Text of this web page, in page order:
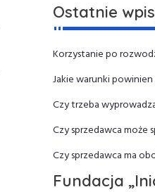
Ostatnie
Korzystanie po
Jakie warunki powinien
Czy trzeba
Czy sprzedawca może
Czy sprzedawca ma
Fundacja